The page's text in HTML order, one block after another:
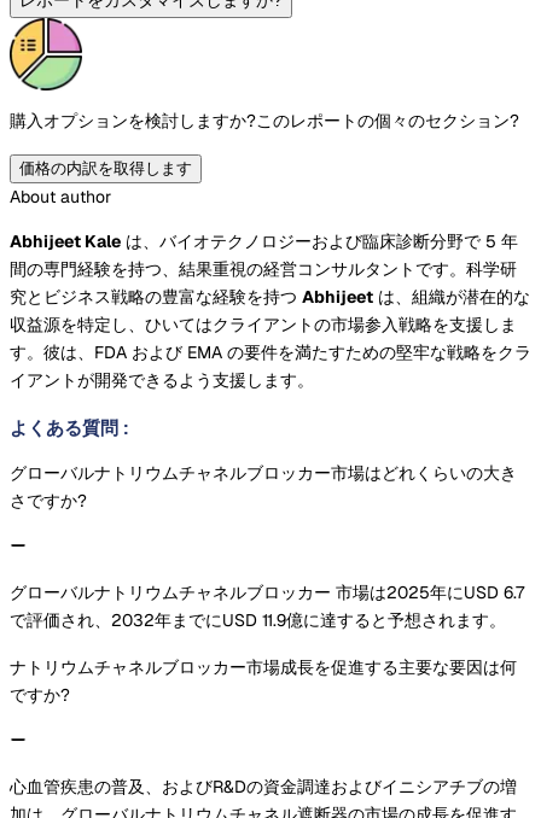
購入オプションを検討しますか?このレポートの個々のセクション?
価格の内訳を取得します
About author
Abhijeet Kale は、バイオテクノロジーおよび臨床診断分野で 5 年
間の専門経験を持つ、結果重視の経営コンサルタントです。科学研
究​​とビジネス戦略の豊富な経験を持つ Abhijeet は、組織が潜在的な
収益源を特定し、ひいてはクライアントの市場参入戦略を支援しま
す。彼は、FDA および EMA の要件を満たすための堅牢な戦略をクラ
イアントが開発できるよう支援します。
よくある質問 :
グローバルナトリウムチャネルブロッカー市場はどれくらいの大き
さですか?
グローバルナトリウムチャネルブロッカー 市場は2025年にUSD 6.7
で評価され、2032年までにUSD 11.9億に達すると予想されます。
ナトリウムチャネルブロッカー市場成長を促進する主要な要因は何
ですか?
心血管疾患の普及、およびR&Dの資金調達およびイニシアチブの増